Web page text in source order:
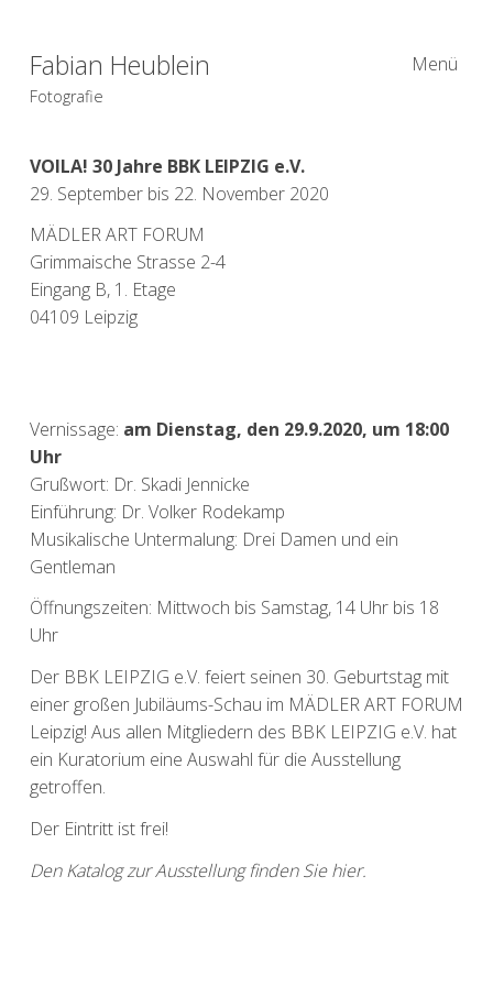
Fabian Heublein
Fotografie
Menü
VOILA! 30 Jahre BBK LEIPZIG e.V.
29. September bis 22. November 2020
MÄDLER ART FORUM
Grimmaische Strasse 2-4
Eingang B, 1. Etage
04109 Leipzig
Vernissage: am Dienstag, den 29.9.2020, um 18:00
Uhr
Grußwort: Dr. Skadi Jennicke
Einführung: Dr. Volker Rodekamp
Musikalische Untermalung: Drei Damen und ein
Gentleman
Öffnungszeiten: Mittwoch bis Samstag, 14 Uhr bis 18
Uhr
Der BBK LEIPZIG e.V. feiert seinen 30. Geburtstag mit
einer großen Jubiläums-Schau im MÄDLER ART FORUM
Leipzig! Aus allen Mitgliedern des BBK LEIPZIG e.V. hat
ein Kuratorium eine Auswahl für die Ausstellung
getroffen.
Der Eintritt ist frei!
Den Katalog zur Ausstellung finden Sie hier.